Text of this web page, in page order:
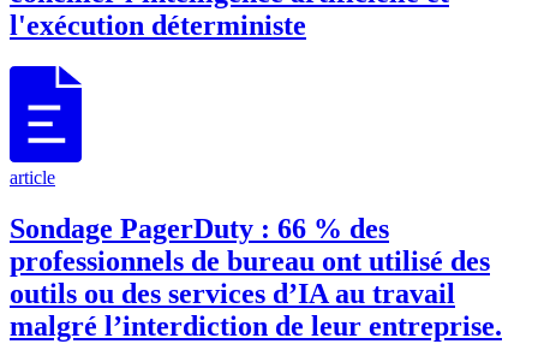
l'exécution déterministe
article
Sondage PagerDuty : 66 % des
professionnels de bureau ont utilisé des
outils ou des services d’IA au travail
malgré l’interdiction de leur entreprise.